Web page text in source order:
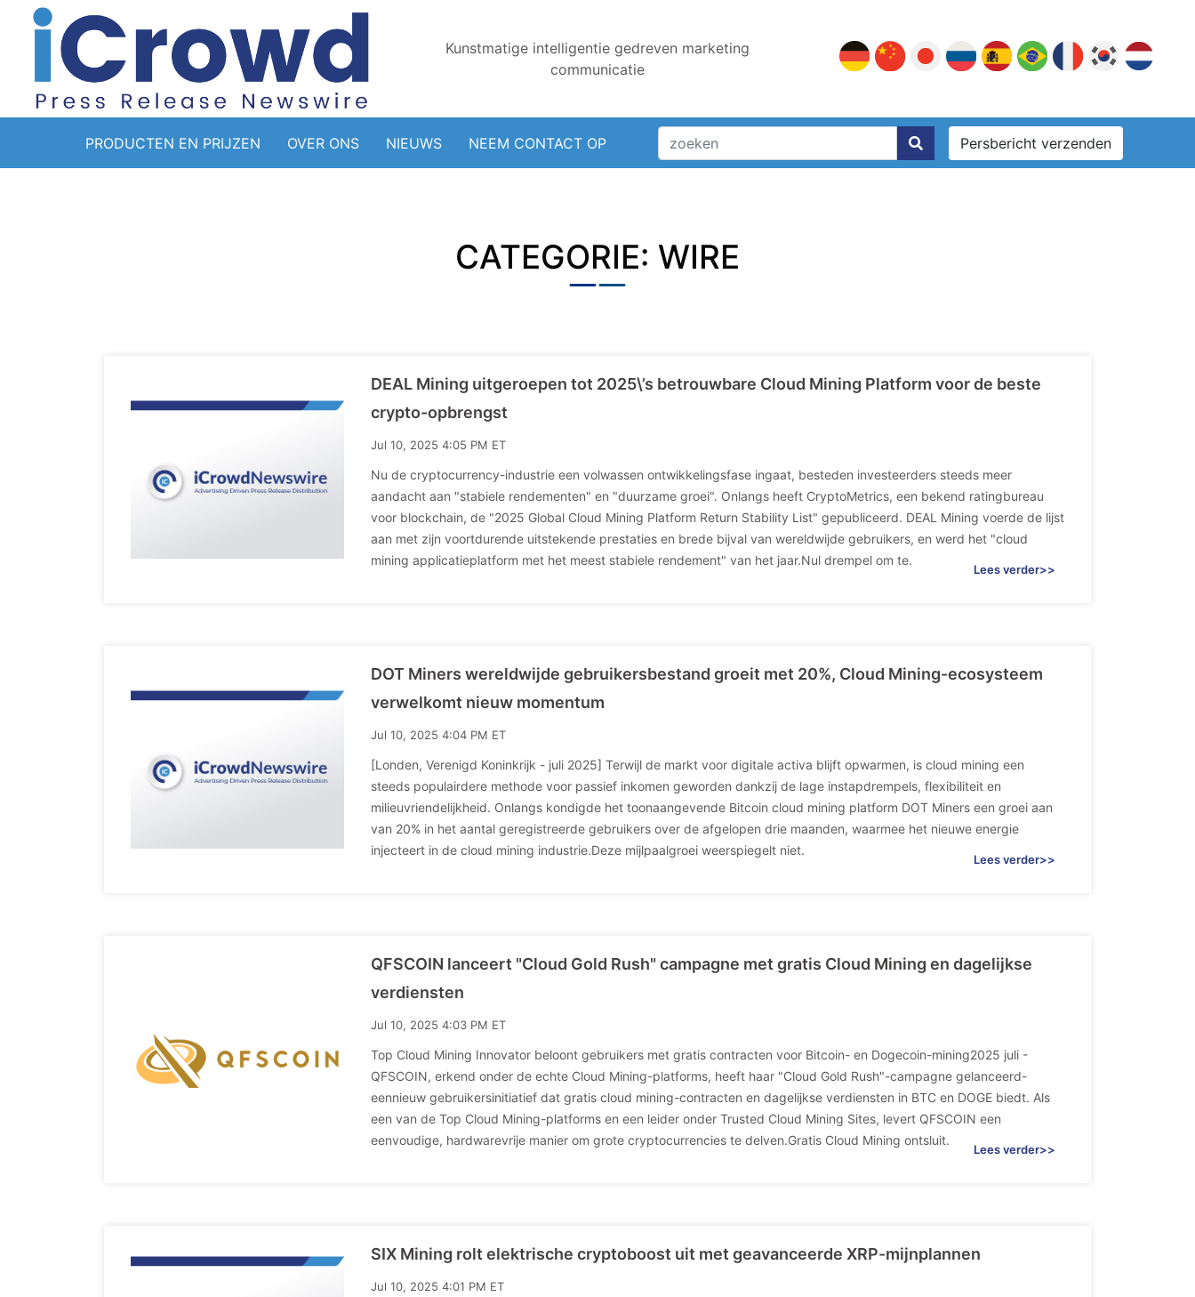
Kunstmatige intelligentie gedreven marketing
communicatie
PRODUCTEN EN PRIJZEN OVER ONS NIEUWS NEEM CONTACT OP Persbericht verzenden
CATEGORIE: WIRE
DEAL Mining uitgeroepen tot 2025\’s betrouwbare Cloud Mining Platform voor de beste
crypto-opbrengst
Jul 10, 2025 4:05 PM ET
Nu de cryptocurrency-industrie een volwassen ontwikkelingsfase ingaat, besteden investeerders steeds meer
aandacht aan "stabiele rendementen" en "duurzame groei". Onlangs heeft CryptoMetrics, een bekend ratingbureau
voor blockchain, de "2025 Global Cloud Mining Platform Return Stability List" gepubliceerd. DEAL Mining voerde de lijst
aan met zijn voortdurende uitstekende prestaties en brede bijval van wereldwijde gebruikers, en werd het "cloud
mining applicatieplatform met het meest stabiele rendement" van het jaar.Nul drempel om te.
Lees verder>>
DOT Miners wereldwijde gebruikersbestand groeit met 20%, Cloud Mining-ecosysteem
verwelkomt nieuw momentum
Jul 10, 2025 4:04 PM ET
[Londen, Verenigd Koninkrijk - juli 2025] Terwijl de markt voor digitale activa blijft opwarmen, is cloud mining een
steeds populairdere methode voor passief inkomen geworden dankzij de lage instapdrempels, flexibiliteit en
milieuvriendelijkheid. Onlangs kondigde het toonaangevende Bitcoin cloud mining platform DOT Miners een groei aan
van 20% in het aantal geregistreerde gebruikers over de afgelopen drie maanden, waarmee het nieuwe energie
injecteert in de cloud mining industrie.Deze mijlpaalgroei weerspiegelt niet.
Lees verder>>
QFSCOIN lanceert "Cloud Gold Rush" campagne met gratis Cloud Mining en dagelijkse
verdiensten
Jul 10, 2025 4:03 PM ET
Top Cloud Mining Innovator beloont gebruikers met gratis contracten voor Bitcoin- en Dogecoin-mining2025 juli -
QFSCOIN, erkend onder de echte Cloud Mining-platforms, heeft haar "Cloud Gold Rush"-campagne gelanceerd-
eennieuw gebruikersinitiatief dat gratis cloud mining-contracten en dagelijkse verdiensten in BTC en DOGE biedt. Als
een van de Top Cloud Mining-platforms en een leider onder Trusted Cloud Mining Sites, levert QFSCOIN een
eenvoudige, hardwarevrije manier om grote cryptocurrencies te delven.Gratis Cloud Mining ontsluit.
Lees verder>>
SIX Mining rolt elektrische cryptoboost uit met geavanceerde XRP-mijnplannen
Jul 10, 2025 4:01 PM ET